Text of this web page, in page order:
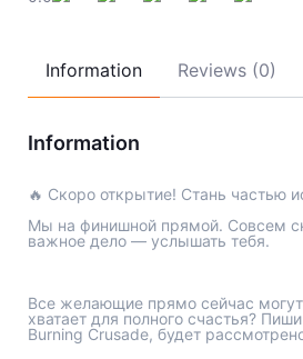
Information Reviews (0)
Information
🔥 Скоро открытие! Стань частью
Мы на финишной прямой. Совсем
важное дело — услышать тебя.
Все желающие прямо сейчас
хватает для полного счастья?
Burning Crusade, будет